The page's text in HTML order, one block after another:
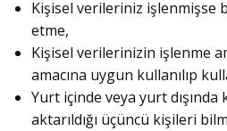
Kişisel verileriniz işlenmişse
etme,
Kişisel verilerinizin işlenme
amacına uygun kullanılıp
Yurt içinde veya yurt
aktarıldığı üçüncü kişileri